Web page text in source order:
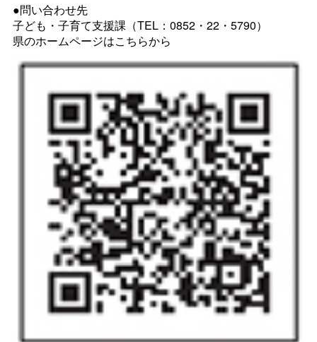
●問い合わせ先
子ども・子育て支援課（TEL：0852・22・5790）
県のホームページはこちらから